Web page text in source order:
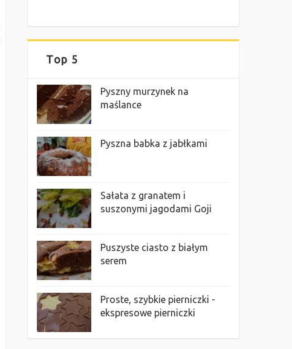
Top 5
Pyszny murzynek na
maślance
Pyszna babka z jabłkami
Sałata z granatem i
suszonymi jagodami Goji
Puszyste ciasto z białym
serem
Proste, szybkie pierniczki -
ekspresowe pierniczki